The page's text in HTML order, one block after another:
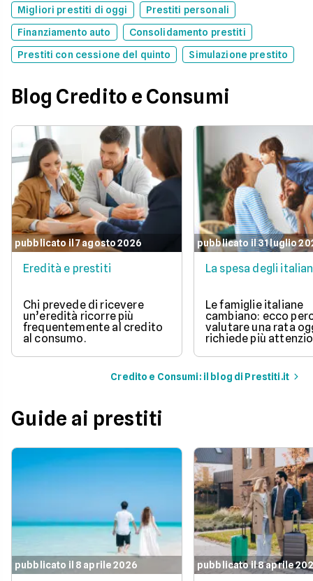
Migliori prestiti di oggi
Prestiti personali
Finanziamento auto
Consolidamento prestiti
Prestiti con cessione del quinto
Simulazione prestito
Blog Credito e Consumi
pubblicato il 7 agosto 2026
Eredità e prestiti
Chi prevede di ricevere
un’eredità ricorre più
frequentemente al credito
al consumo.
pubblicato il 31 luglio
La spesa degli
Le famiglie italiane
cambiano: ecco
valutare una rata
richiede più
Credito e Consumi: il blog di Prestiti.it
Guide ai prestiti
pubblicato il 8 aprile 2026 pubblicato il 8 aprile